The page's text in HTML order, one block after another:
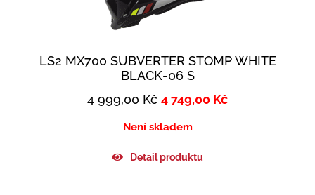
LS2 MX700 SUBVERTER STOMP WHITE
BLACK-06 S
4 999,00Kč 4 749,00 Kč
Není skladem
Detail produktu